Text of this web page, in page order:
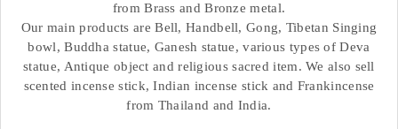
from Brass and Bronze metal.
Our main products are Bell, Handbell, Gong, Tibetan Singing
bowl, Buddha statue, Ganesh statue, various types of Deva
statue, Antique object and religious sacred item. We also sell
scented incense stick, Indian incense stick and Frankincense
from Thailand and India.